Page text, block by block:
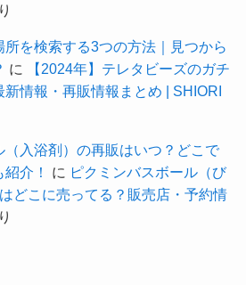
を検索する3つの方法｜見つから
に
【2024年】テレタビーズのガチ
情報・再販情報まとめ | SHIORI
（入浴剤）の再販はいつ？どこで
介！
に ピクミンバスボール（び
どこに売ってる？販売店・予約情